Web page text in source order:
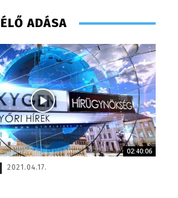
– 2017
ADÁSA
02:40:06
2021.04.17.